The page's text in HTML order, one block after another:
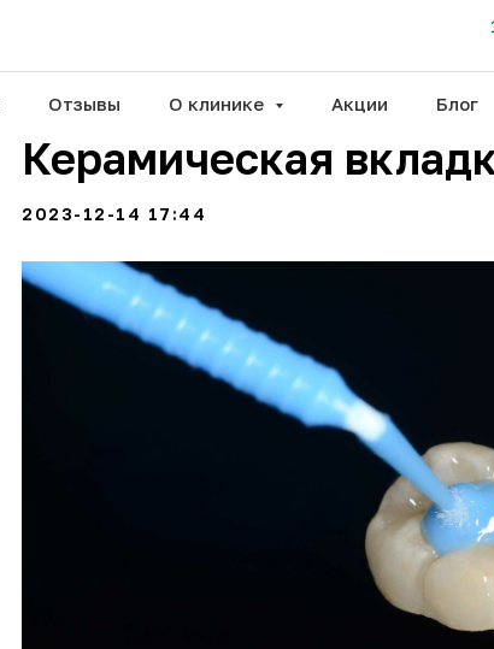
Отзывы О клинике Акции Блог
Керамическая
2023-12-14 17:44